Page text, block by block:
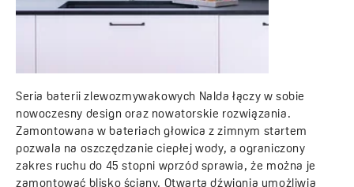
Seria baterii zlewozmywakowych Nalda łączy w sobie
nowoczesny design oraz nowatorskie rozwiązania.
Zamontowana w bateriach głowica z zimnym startem
pozwala na oszczędzanie ciepłej wody, a ograniczony
zakres ruchu do 45 stopni wprzód sprawia, że można je
zamontować blisko ściany. Otwarta dźwignia umożliwia